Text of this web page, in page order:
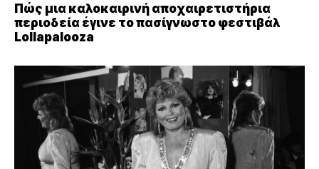
Πώς μια καλοκαιρινή αποχαιρετιστήρια
περιοδεία έγινε το πασίγνωστο φεστιβάλ
Lollapalooza